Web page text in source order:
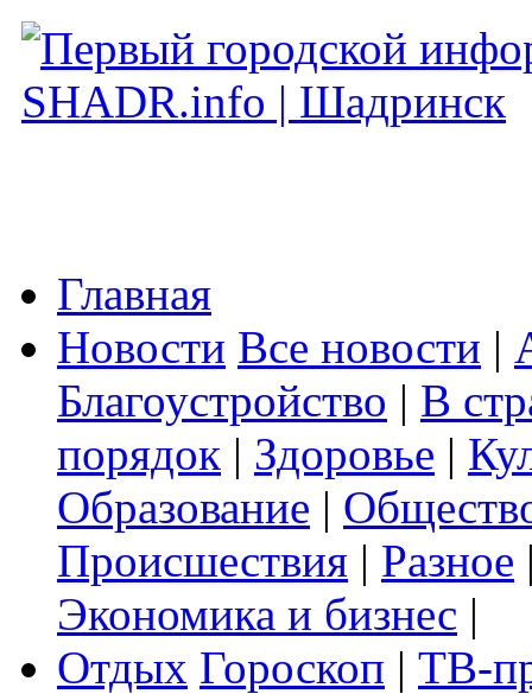
Главная
Новости Все новости |
Благоустройство | В
порядок | Здоровье |
Образование |
Происшествия | Разное
Экономика и бизнес |
Отдых Гороскоп | ТВ-